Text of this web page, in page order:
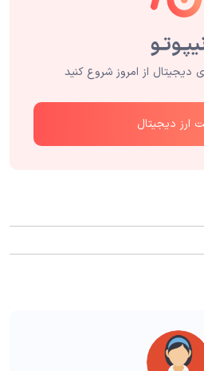
دیجیتال از امروز شروع کنید
ارز دیجیتال